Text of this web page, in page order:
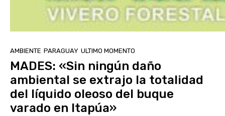
AMBIENTE PARAGUAY ULTIMO MOMENTO
MADES: «Sin ningún daño
ambiental se extrajo la totalidad
del líquido oleoso del buque
varado en Itapúa»